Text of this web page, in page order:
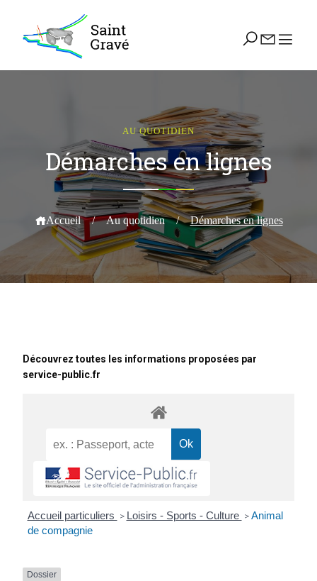
AU QUOTIDIEN
Démarches en lignes
Accueil / Au quotidien / Démarches en lignes
Découvrez toutes les informations proposées par
service-public.fr
Accueil particuliers > Loisirs - Sports - Culture > Animal
de compagnie
Dossier